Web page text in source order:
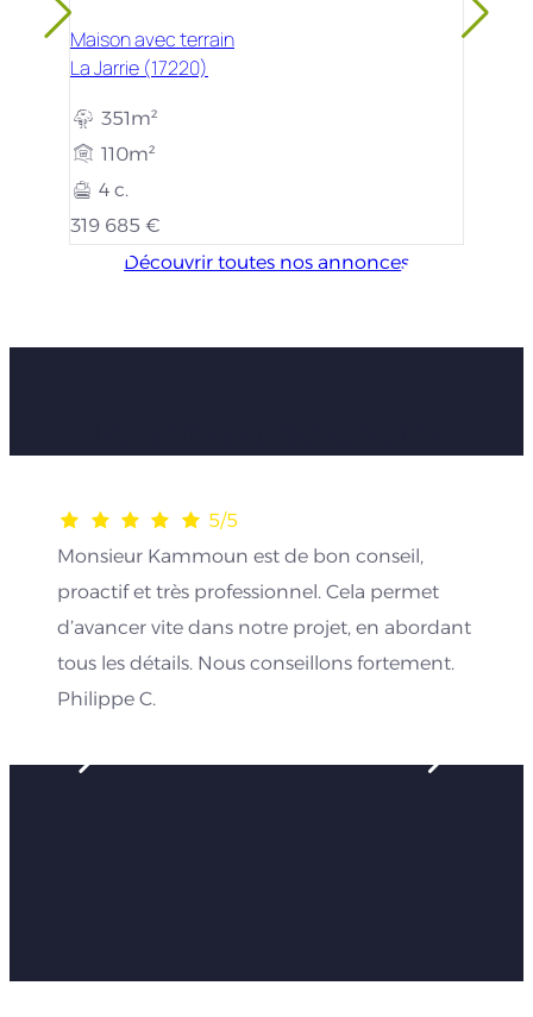
Maison avec terrain
La Jarrie (17220)
351m²
110m²
4 c.
319 685 €
Découvrir toutes nos annonces
5/5
Monsieur Kammoun est de bon conseil,
proactif et très professionnel. Cela permet
d’avancer vite dans notre projet, en abordant
tous les détails. Nous conseillons fortement.
Philippe C.